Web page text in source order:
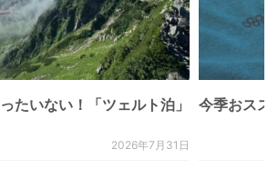
たいない！「ツェルト泊」
2026年7月31日
今季おスス